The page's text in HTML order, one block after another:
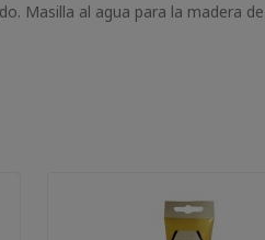
Masilla al agua para la madera